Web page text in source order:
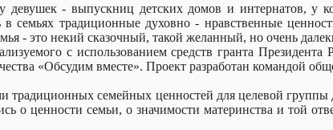
- выпускниц детских домов и интернатов, у
семьях традиционные духовно - нравственные
- это некий сказочный, такой желанный, но очень
с использованием средств гранта
«Обсудим вместе». Проект разработан командой
традиционных семейных ценностей для целевой
ценности семьи, о значимости материнства и той